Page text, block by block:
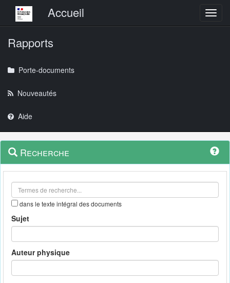
Menu principalAccueil
Rapports
Porte-documents
Nouveautés
Aide
Navigation
outils
Menu
contextuel
Recherche
dans le texte intégral des documents
Sujet
Auteur physique